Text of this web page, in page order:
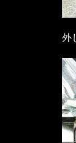
外